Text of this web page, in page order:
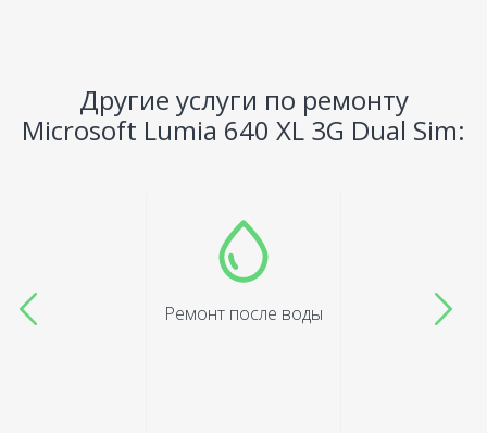
Другие услуги по ремонту
Microsoft Lumia 640 XL 3G Dual Sim:
Ремонт после воды